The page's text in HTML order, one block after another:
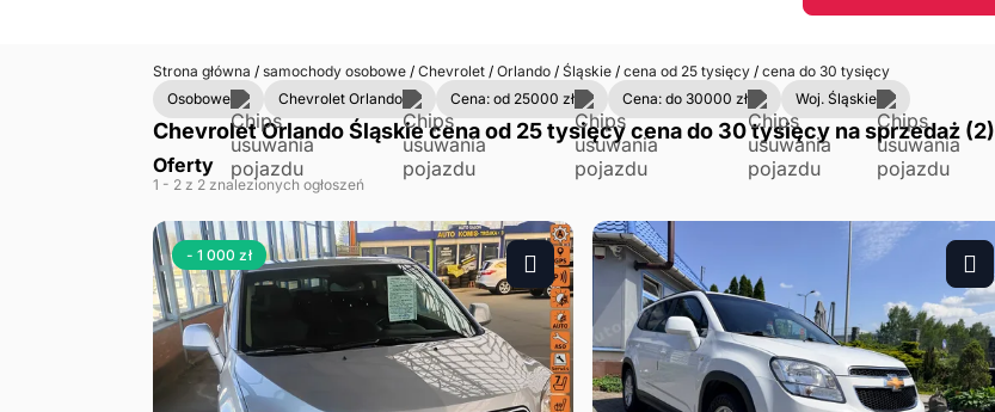
Strona główna /samochody osobowe /Chevrolet /Orlando /Śląskie /cena od 25 tysięcy /cena do 30 tysięcy
Osobowe
Chevrolet Orlando Cena: od 25000 zł Cena: do 30000 zł Woj. Śląskie
Chevrolet Orlando Śląskie cena od 25 tysięcy cena do 30 tysięcy na sprzedaż (2)
Oferty
1 - 2 z 2 znalezionych ogłoszeń
- 1 000 zł